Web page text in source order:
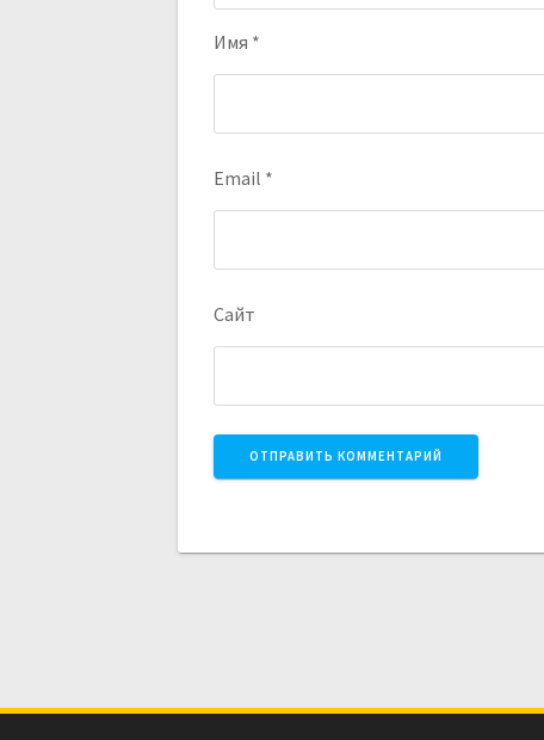
Имя *
Email *
Сайт